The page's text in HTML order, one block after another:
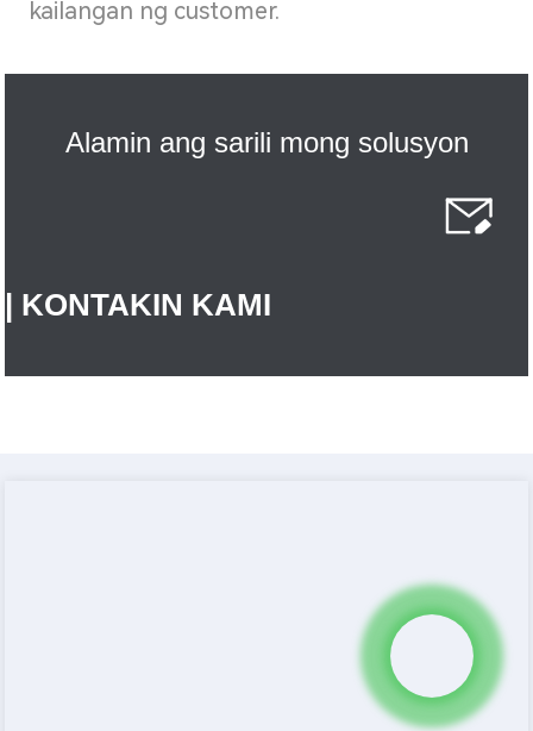
kailangan ng customer.
Alamin ang sarili mong solusyon
| KONTAKIN KAMI